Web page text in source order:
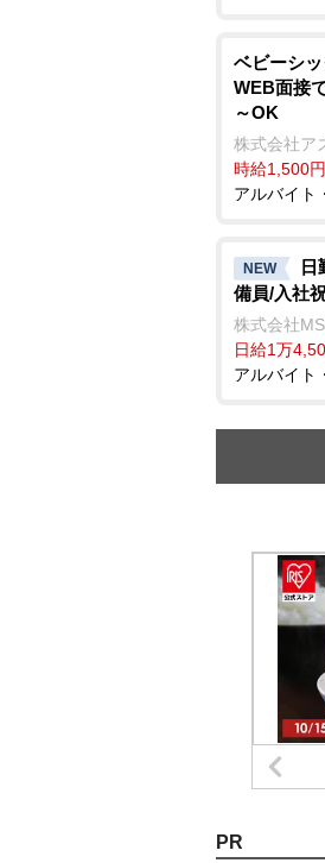
ベビーシ
WEB面接
～OK
株式会社ア
時給1,500
アルバイト
NEW
備員/入社
株式会社
日給1万
アルバイト
PR